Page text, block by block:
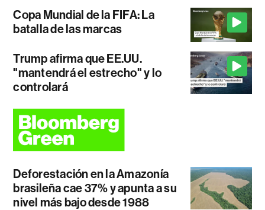
Copa Mundial de la FIFA: La
batalla de las marcas
Trump afirma que EE.UU.
"mantendrá el estrecho" y lo
controlará
Deforestación en la Amazonía
brasileña cae 37% y apunta a su
nivel más bajo desde 1988